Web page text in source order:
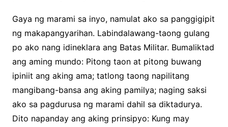
Gaya ng marami sa inyo, namulat ako sa panggigipit
ng makapangyarihan. Labindalawang-taong gulang
po ako nang idineklara ang Batas Militar. Bumaliktad
ang aming mundo: Pitong taon at pitong buwang
ipiniit ang aking ama; tatlong taong napilitang
mangibang-bansa ang aking pamilya; naging saksi
ako sa pagdurusa ng marami dahil sa diktadurya.
Dito napanday ang aking prinsipyo: Kung may